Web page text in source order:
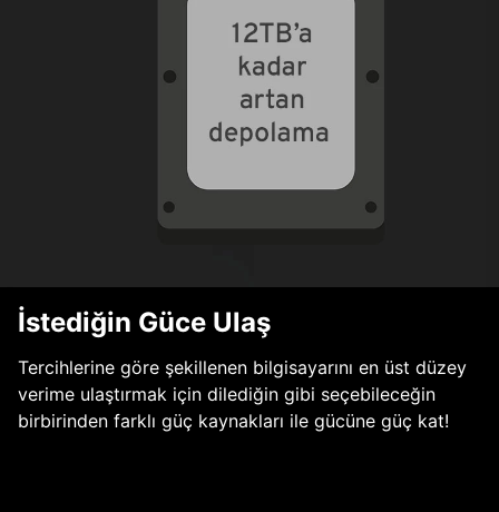
İstediğin Güce Ulaş
Tercihlerine göre şekillenen bilgisayarını en üst düzey
verime ulaştırmak için dilediğin gibi seçebileceğin
birbirinden farklı güç kaynakları ile gücüne güç kat!